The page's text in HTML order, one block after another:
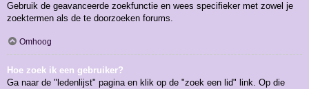
Gebruik de geavanceerde zoekfunctie en wees specifieker met zowel je
zoektermen als de te doorzoeken forums.
Omhoog
Hoe zoek ik een gebruiker?
Ga naar de "ledenlijst" pagina en klik op de "zoek een lid" link. Op die